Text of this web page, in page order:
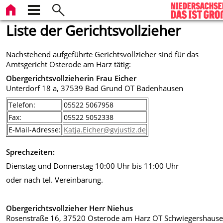
Liste der Gerichtsvollzieher
Nachstehend aufgeführte Gerichtsvollzieher sind für das
Amtsgericht Osterode am Harz tätig:
Obergerichtsvollzieherin Frau Eicher
Unterdorf 18 a, 37539 Bad Grund OT Badenhausen
Telefon:
05522 5067958
Fax:
05522 5052338
E-Mail-Adresse: Katja.Eicher@gvjustiz.de
Sprechzeiten:
Dienstag und Donnerstag 10:00 Uhr bis 11:00 Uhr
oder nach tel. Vereinbarung.
Obergerichtsvollzieher Herr Niehus
Rosenstraße 16, 37520 Osterode am Harz OT